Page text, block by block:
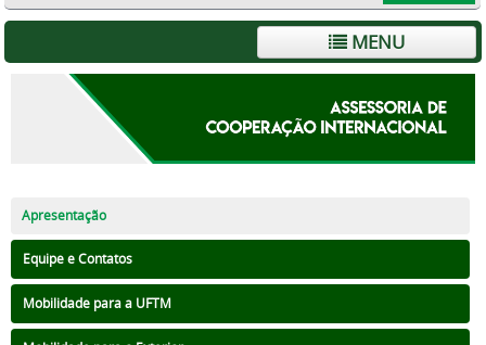
MENU
Apresentação
Equipe e Contatos
Mobilidade para a UFTM